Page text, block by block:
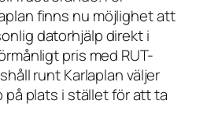
finns nu möjlighet att
datorhjälp direkt i
pris med RUT-
runt Karlaplan väljer
på plats i stället för att ta